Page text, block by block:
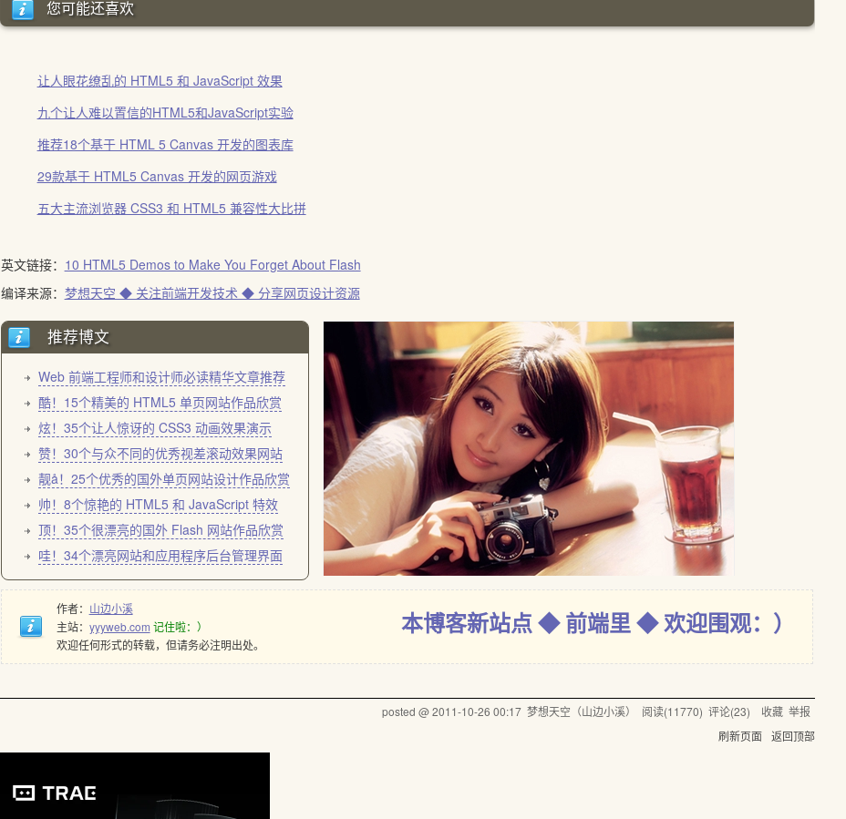
您可能还喜欢
让人眼花缭乱的 HTML5 和 JavaScript 效果
九个让人难以置信的HTML5和JavaScript实验
推荐18个基于 HTML 5 Canvas 开发的图表库
29款基于 HTML5 Canvas 开发的网页游戏
五大主流浏览器 CSS3 和 HTML5 兼容性大比拼
英文链接： 10 HTML5 Demos to Make You Forget About Flash
编译来源： 梦想天空 ◆ 关注前端开发技术 ◆ 分享网页设计资源
推荐博文
Web 前端工程师和设计师必读精华文章推荐
酷！15个精美的 HTML5 单页网站作品欣赏
炫！35个让人惊讶的 CSS3 动画效果演示
赞！30个与众不同的优秀视差滚动效果网站
靓å！25个优秀的国外单页网站设计作品欣赏
帅！8个惊艳的 HTML5 和 JavaScript 特效
顶！35个很漂亮的国外 Flash 网站作品欣赏
哇！34个漂亮网站和应用程序后台管理界面
本博客新站点 ◆ 前端里 ◆ 欢迎围观：）
作者： 山边小溪
主站： yyyweb.com 记住啦：）
欢迎任何形式的转载，但请务必注明出处。
posted @2011-10-26 00:17 梦想天空（山边小溪） 阅读(11770) 评论(23) 收藏 举报
刷新页面
返回顶部